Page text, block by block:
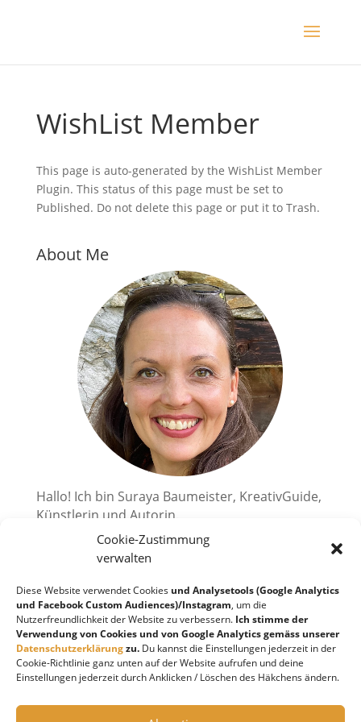
Cookie-Zustimmung
verwalten
Diese Website verwendet Cookies und Analysetools (Google Analytics
und Facebook Custom Audiences)/Instagram, um die
Nutzerfreundlichkeit der Website zu verbessern. Ich stimme der
Verwendung von Cookies und von Google Analytics gemäss unserer
Datenschutzerklärungzu. Du kannst die Einstellungen jederzeit in der
Cookie-Richtlinie ganz unten auf der Website aufrufen und deine
Einstellungen jederzeit durch Anklicken / Löschen des Häkchens ändern.
WishList Member
This page is auto-generated by the WishList Member
Plugin. This status of this page must be set to
Published. Do not delete this page or put it to Trash.
About Me
Hallo! Ich bin Suraya Baumeister, KreativGuide,
Künstlerin und Autorin.
Ich zeige dir, wie du deine kreativen
Superkräfte aktivieren kannst.
2010 habe ich mir einen großen Traum erfüllt
und bin in die Schweiz, an den wunderschönen
Lago Maggiore, ausgewandert. Ich liebe es
Kreatives zu schöpfen!
Instagram